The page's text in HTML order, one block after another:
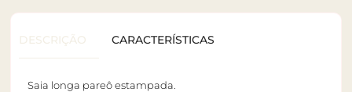
DESCRIÇÃO CARACTERÍSTICAS
Saia longa pareô estampada.